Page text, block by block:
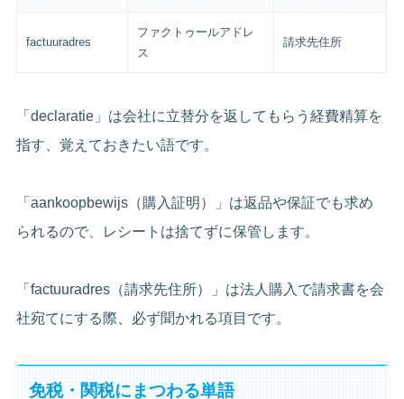
factuuradres
ファクトゥールアドレ
ス
請求先住所
「declaratie」は会社に立替分を返してもらう経費精算を
指す、覚えておきたい語です。
「aankoopbewijs（購入証明）」は返品や保証でも求め
られるので、レシートは捨てずに保管します。
「factuuradres（請求先住所）」は法人購入で請求書を会
社宛てにする際、必ず聞かれる項目です。
免税・関税にまつわる単語